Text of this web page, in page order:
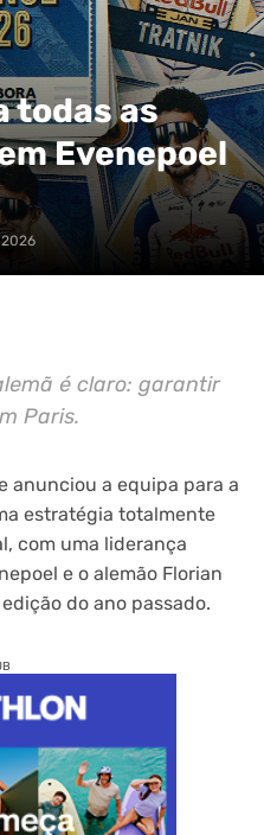
todas as
Evenepoel
é claro: garantir
Paris.
anunciou a equipa para a
estratégia totalmente
com uma liderança
e o alemão Florian
do ano passado.